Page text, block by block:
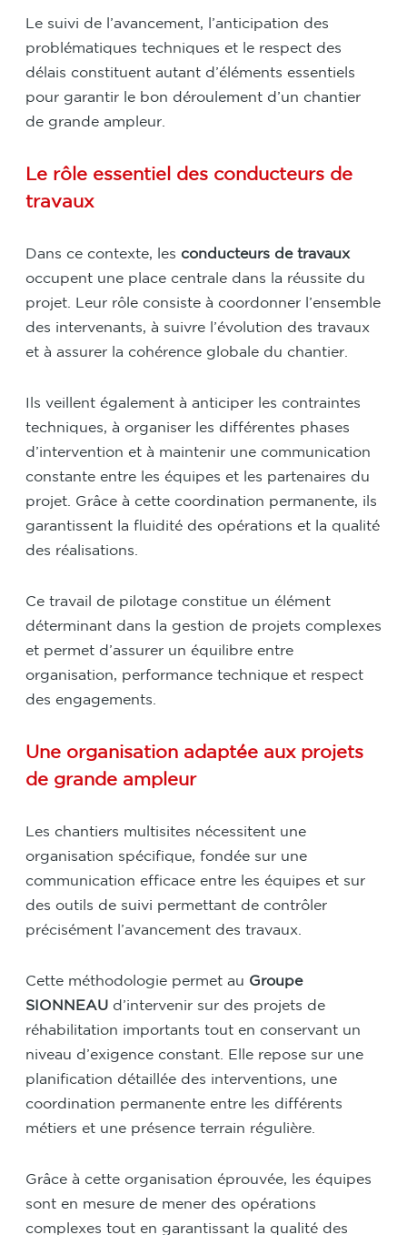
Le suivi de l’avancement, l’anticipation des
problématiques techniques et le respect des
délais constituent autant d’éléments essentiels
pour garantir le bon déroulement d’un chantier
de grande ampleur.
Le rôle essentiel des conducteurs de
travaux
Dans ce contexte, les conducteurs de travaux
occupent une place centrale dans la réussite du
projet. Leur rôle consiste à coordonner l’ensemble
des intervenants, à suivre l’évolution des travaux
et à assurer la cohérence globale du chantier.
Ils veillent également à anticiper les contraintes
techniques, à organiser les différentes phases
d’intervention et à maintenir une communication
constante entre les équipes et les partenaires du
projet. Grâce à cette coordination permanente, ils
garantissent la fluidité des opérations et la qualité
des réalisations.
Ce travail de pilotage constitue un élément
déterminant dans la gestion de projets complexes
et permet d’assurer un équilibre entre
organisation, performance technique et respect
des engagements.
Une organisation adaptée aux projets
de grande ampleur
Les chantiers multisites nécessitent une
organisation spécifique, fondée sur une
communication efficace entre les équipes et sur
des outils de suivi permettant de contrôler
précisément l’avancement des travaux.
Cette méthodologie permet au Groupe
SIONNEAU d’intervenir sur des projets de
réhabilitation importants tout en conservant un
niveau d’exigence constant. Elle repose sur une
planification détaillée des interventions, une
coordination permanente entre les différents
métiers et une présence terrain régulière.
Grâce à cette organisation éprouvée, les équipes
sont en mesure de mener des opérations
complexes tout en garantissant la qualité des